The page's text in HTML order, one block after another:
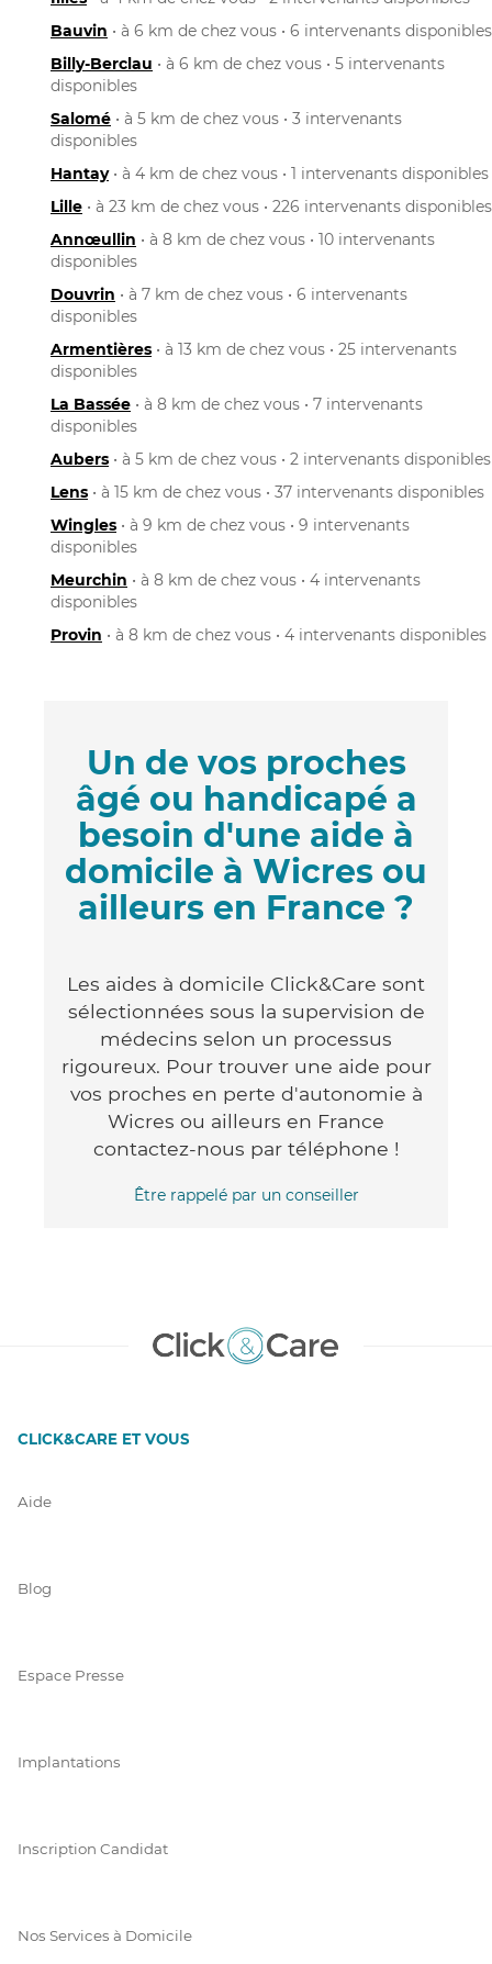
Bauvin • à 6 km de chez vous • 6 intervenants disponibles
Billy-Berclau • à 6 km de chez vous • 5 intervenants
disponibles
Salomé • à 5 km de chez vous • 3 intervenants
disponibles
Hantay• à 4 km de chez vous • 1 intervenants disponibles
Lille • à 23 km de chez vous • 226 intervenants disponibles
Annœullin • à 8 km de chez vous • 10 intervenants
disponibles
Douvrin • à 7 km de chez vous • 6 intervenants
disponibles
Armentières • à 13 km de chez vous • 25 intervenants
disponibles
La Bassée • à 8 km de chez vous • 7 intervenants
disponibles
Aubers • à 5 km de chez vous • 2 intervenants disponibles
Lens • à 15 km de chez vous • 37 intervenants disponibles
Wingles • à 9 km de chez vous • 9 intervenants
disponibles
Meurchin • à 8 km de chez vous • 4 intervenants
disponibles
Provin • à 8 km de chez vous • 4 intervenants disponibles
Un de vos proches
âgé ou handicapé a
besoin d'une aide à
domicile à Wicres ou
ailleurs en France ?
Les aides à domicile Click&Care sont
sélectionnées sous la supervision de
médecins selon un processus
rigoureux. Pour trouver une aide pour
vos proches en perte d'autonomie à
Wicres ou ailleurs en France
contactez-nous par téléphone !
Être rappelé par un conseiller
CLICK&CARE ET VOUS
Aide
Blog
Espace Presse
Implantations
Inscription Candidat
Nos Services à Domicile